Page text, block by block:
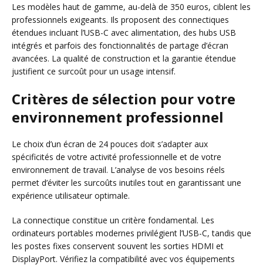
Les modèles haut de gamme, au-delà de 350 euros, ciblent les
professionnels exigeants. Ils proposent des connectiques
étendues incluant l’USB-C avec alimentation, des hubs USB
intégrés et parfois des fonctionnalités de partage d’écran
avancées. La qualité de construction et la garantie étendue
justifient ce surcoût pour un usage intensif.
Critères de sélection pour votre
environnement professionnel
Le choix d’un écran de 24 pouces doit s’adapter aux
spécificités de votre activité professionnelle et de votre
environnement de travail. L’analyse de vos besoins réels
permet d’éviter les surcoûts inutiles tout en garantissant une
expérience utilisateur optimale.
La connectique constitue un critère fondamental. Les
ordinateurs portables modernes privilégient l’USB-C, tandis que
les postes fixes conservent souvent les sorties HDMI et
DisplayPort. Vérifiez la compatibilité avec vos équipements